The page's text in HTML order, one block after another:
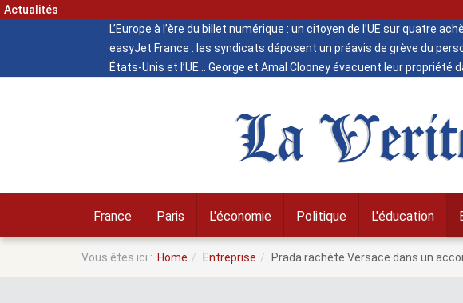
Actualités
L’Europe à l’ère du billet numérique : un citoyen de l’UE sur quatre
easyJet France : les syndicats déposent un préavis de grève du
États-Unis et l’UE
George et Amal Clooney évacuent leur propriété
La
France Paris L'économie Politique L'éducation
Vous êtes ici : Home Entreprise Prada rachète Versace dans un